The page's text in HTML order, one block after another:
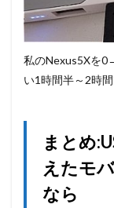
私のNexus5Xを
い1時間半～2時間
まとめ
えたモ
なら